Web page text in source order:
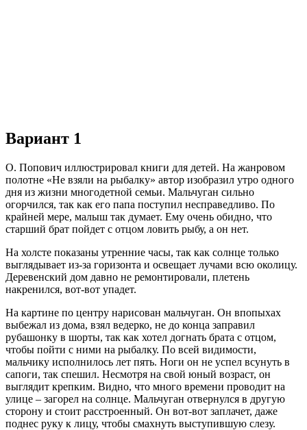
Вариант 1
О. Попович иллюстрировал книги для детей. На жанровом
полотне «Не взяли на рыбалку» автор изобразил утро одного
дня из жизни многодетной семьи. Мальчуган сильно
огорчился, так как его папа поступил несправедливо. По
крайней мере, малыш так думает. Ему очень обидно, что
старший брат пойдет с отцом ловить рыбу, а он нет.
На холсте показаны утренние часы, так как солнце только
выглядывает из-за горизонта и освещает лучами всю околицу.
Деревенский дом давно не ремонтировали, плетень
накренился, вот-вот упадет.
На картине по центру нарисован мальчуган. Он впопыхах
выбежал из дома, взял ведерко, не до конца заправил
рубашонку в шорты, так как хотел догнать брата с отцом,
чтобы пойти с ними на рыбалку. По всей видимости,
мальчику исполнилось лет пять. Ноги он не успел всунуть в
сапоги, так спешил. Несмотря на свой юный возраст, он
выглядит крепким. Видно, что много времени проводит на
улице – загорел на солнце. Мальчуган отвернулся в другую
сторону и стоит расстроенный. Он вот-вот заплачет, даже
поднес руку к лицу, чтобы смахнуть выступившую слезу.